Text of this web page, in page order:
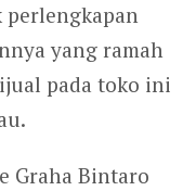
perlengkapan
yang ramah
pada toko ini
Graha Bintaro